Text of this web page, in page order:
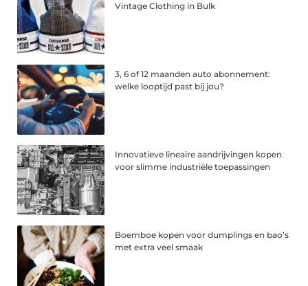
Vintage Clothing in Bulk
3, 6 of 12 maanden auto abonnement:
welke looptijd past bij jou?
Innovatieve lineaire aandrijvingen kopen
voor slimme industriële toepassingen
Boemboe kopen voor dumplings en bao’s
met extra veel smaak